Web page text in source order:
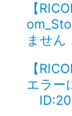
【
ませ
【
エラー